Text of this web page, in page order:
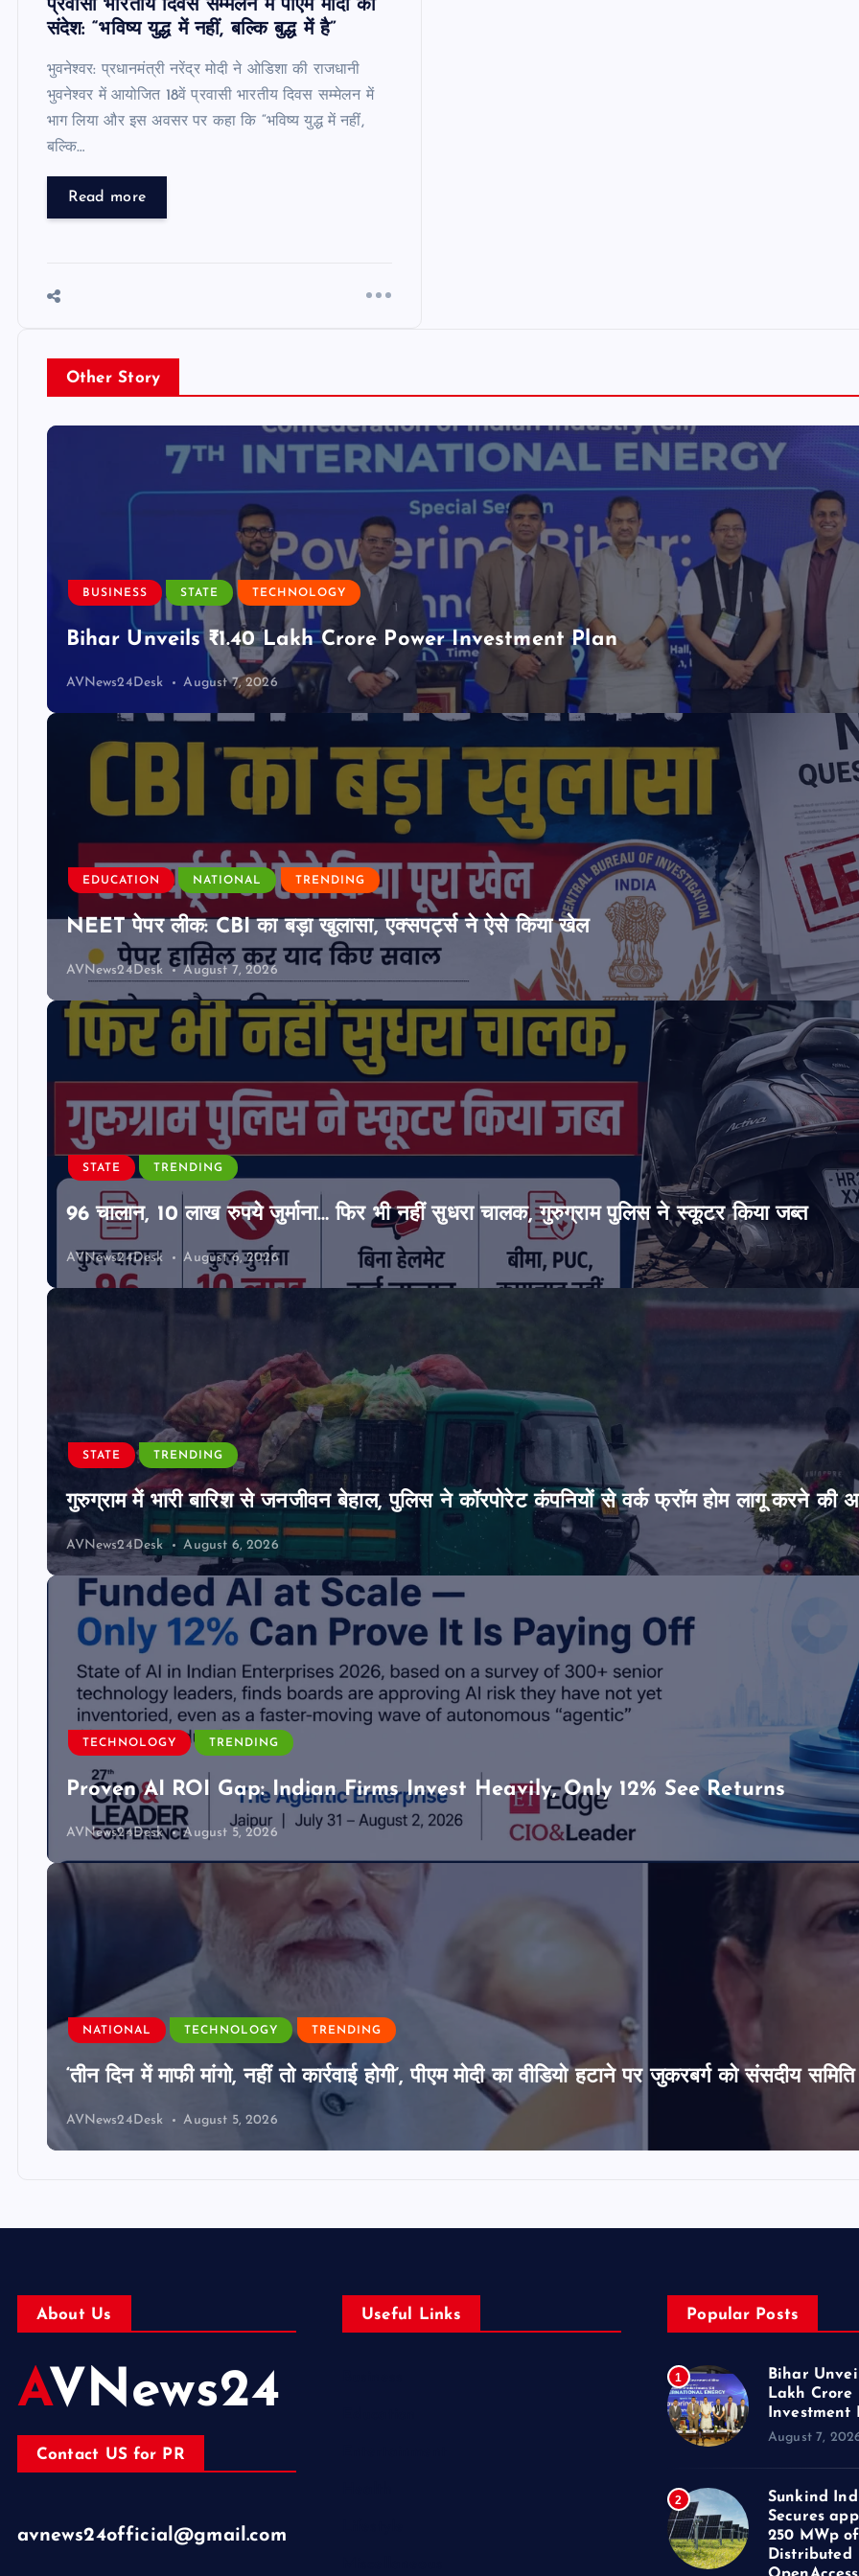
प्रवासी भारतीय दिवस सम्मेलन में पीएम मोदी का
संदेश: “भविष्य युद्ध में नहीं, बल्कि बुद्ध में है”
भुवनेश्वर: प्रधानमंत्री नरेंद्र मोदी ने ओडिशा की राजधानी
भुवनेश्वर में आयोजित 18वें प्रवासी भारतीय दिवस सम्मेलन में
भाग लिया और इस अवसर पर कहा कि “भविष्य युद्ध में नहीं,
बल्कि…
Read more
Other Story
BUSINESS STATE TECHNOLOGY
Bihar Unveils ₹1.40 Lakh Crore Power Investment Plan
AVNews24Desk August 7, 2026
EDUCATION NATIONAL TRENDING
NEET पेपर लीक: CBI का बड़ा खुलासा, एक्सपर्ट्स ने ऐसे किया खेल
AVNews24Desk August 7, 2026
STATE TRENDING
96 चालान, 10 लाख रुपये जुर्माना… फिर भी नहीं सुधरा चालक, गुरुग्राम पुलिस ने स्कूटर किया जब्त
AVNews24Desk August 6, 2026
STATE TRENDING
गुरुग्राम में भारी बारिश से जनजीवन बेहाल, पुलिस ने कॉरपोरेट कंपनियों से वर्क फ्रॉम होम लागू करने की
AVNews24Desk August 6, 2026
TECHNOLOGY TRENDING
Proven AI ROI Gap: Indian Firms Invest Heavily, Only 12% See Returns
AVNews24Desk August 5, 2026
NATIONAL TECHNOLOGY TRENDING
‘तीन दिन में माफी मांगो, नहीं तो कार्रवाई होगी’, पीएम मोदी का वीडियो हटाने पर जुकरबर्ग को संसदीय
AVNews24Desk August 5, 2026
About Us
AVNews24
Contact US for PR
avnews24official@gmail.com
Useful Links Popular Posts
1
Bihar
Lakh Crore
Investment
August 7,
2
Sunkind
Secures
250 MWp of
Distributed